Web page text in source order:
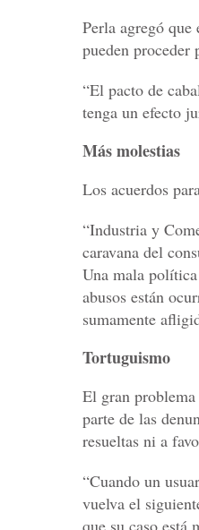
Perla agregó
pueden proceder
“El pacto de
tenga un efecto
Más molestias
Los acuerdos
“Industria y
caravana del
Una mala
abusos están
sumamente
Tortuguismo
El gran
parte de las
resueltas ni a
“Cuando un
vuelva el
que su caso está